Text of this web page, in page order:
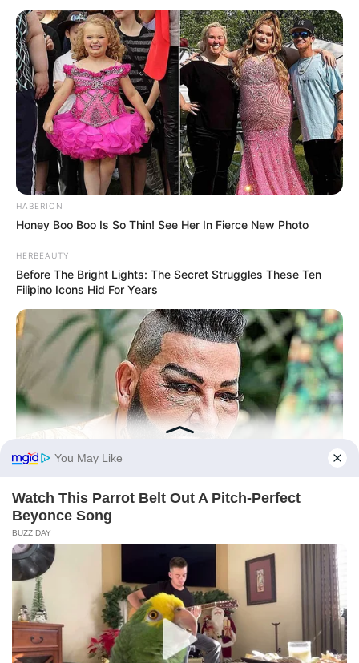
HABERION
Honey Boo Boo Is So Thin! See Her In Fierce New Photo
HERBEAUTY
Before The Bright Lights: The Secret Struggles These Ten
Filipino Icons Hid For Years
HEALTHYREHABCARE
He Was A Famous Actor Before His Plastic Surgery, Guess
Who He Is